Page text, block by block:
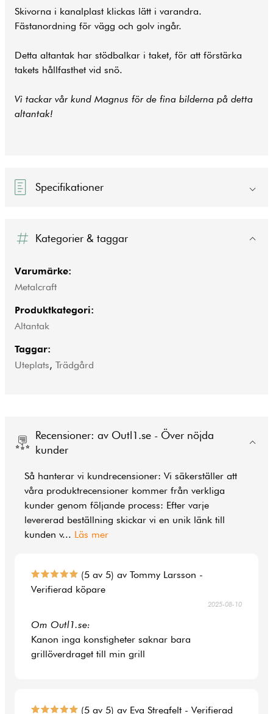
Skivorna i kanalplast klickas lätt i varandra.
Fästanordning för vägg och golv ingår.
Detta altantak har stödbalkar i taket, för att förstärka
takets hållfasthet vid snö.
Vi tackar vår kund Magnus för de fina bilderna på detta
altantak!
Specifikationer
Kategorier & taggar
Varumärke:
Metalcraft
Produktkategori:
Altantak
Taggar:
Uteplats, Trädgård
Recensioner: av Outl1.se - Över nöjda
kunder
Så hanterar vi kundrecensioner: Vi säkerställer att
våra produktrecensioner kommer från verkliga
kunder genom följande process: Efter varje
levererad beställning skickar vi en unik länk till
kunden v... Läs mer
(5 av 5) av Tommy Larsson -
Verifierad köpare
2025-08-10
Om Outl1.se:
Kanon inga konstigheter saknar bara
grillöverdraget till min grill
(5 av 5) av Eva Stregfelt - Verifierad